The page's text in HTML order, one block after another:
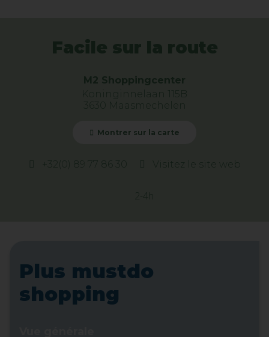
Facile sur la route
M2 Shoppingcenter
Koninginnelaan 115B
3630 Maasmechelen
Montrer sur la carte
+32(0) 89 77 86 30 Visitez le site web
2-4h
Plus mustdo
shopping